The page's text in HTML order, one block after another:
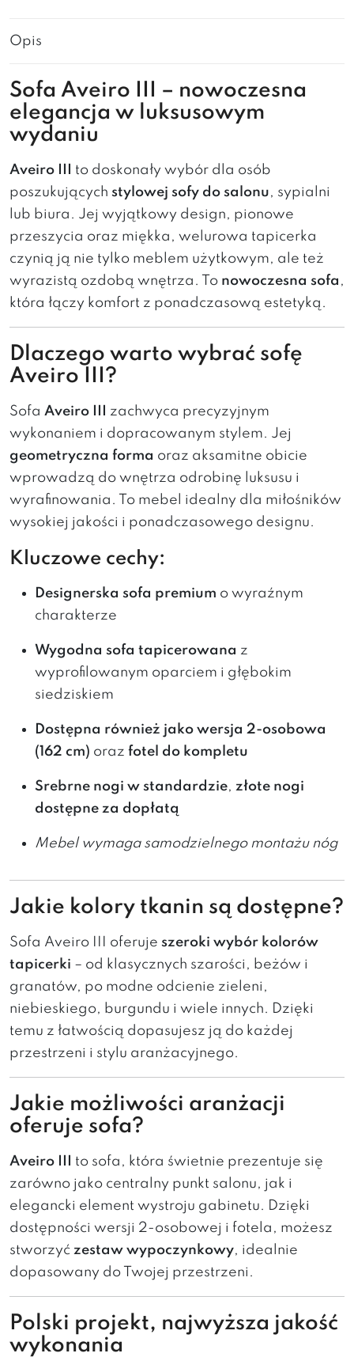
Opis
Sofa Aveiro III – nowoczesna
elegancja w luksusowym
wydaniu
Aveiro III
to doskonały wybór dla osób
poszukujących stylowej sofy do salonu, sypialni
lub biura. Jej wyjątkowy design, pionowe
przeszycia oraz miękka, welurowa tapicerka
czynią ją nie tylko meblem użytkowym, ale też
wyrazistą ozdobą wnętrza. To nowoczesna sofa ,
która łączy komfort z ponadczasową estetyką.
Dlaczego warto wybrać sofę
Aveiro III?
Sofa Aveiro III
zachwyca precyzyjnym
wykonaniem i dopracowanym stylem. Jej
geometryczna forma oraz aksamitne obicie
wprowadzą do wnętrza odrobinę luksusu i
wyrafinowania. To mebel idealny dla miłośników
wysokiej jakości i ponadczasowego designu.
Kluczowe cechy:
Designerska sofa premium o wyraźnym
charakterze
Wygodna sofa tapicerowana z
wyprofilowanym oparciem i głębokim
siedziskiem
Dostępna również jako wersja 2-osobowa
(162 cm) oraz fotel do kompletu
Srebrne nogi w standardzie, złote nogi
dostępne za dopłatą
Mebel wymaga samodzielnego montażu nóg
Jakie kolory tkanin są dostępne?
Sofa Aveiro III oferuje szeroki wybór kolorów
tapicerki – od klasycznych szarości, beżów i
granatów, po modne odcienie zieleni,
niebieskiego, burgundu i wiele innych. Dzięki
temu z łatwością dopasujesz ją do każdej
przestrzeni i stylu aranżacyjnego.
Jakie możliwości aranżacji
oferuje sofa?
Aveiro III
to sofa, która świetnie prezentuje się
zarówno jako centralny punkt salonu, jak i
elegancki element wystroju gabinetu. Dzięki
dostępności wersji 2-osobowej i fotela, możesz
stworzyć zestaw wypoczynkowy, idealnie
dopasowany do Twojej przestrzeni.
Polski projekt, najwyższa jakość
wykonania